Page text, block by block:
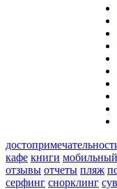
кафе книги
отзывы отчеты пляж
серфинг снорклинг